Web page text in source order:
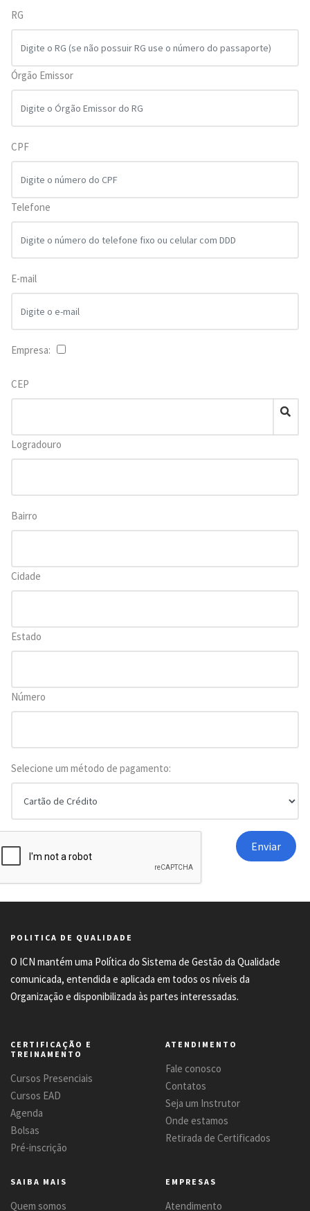
RG
Órgão Emissor
CPF
Telefone
E-mail
Empresa:
CEP
Logradouro
Bairro
Cidade
Estado
Número
Selecione um método de pagamento:
POLITICA DE QUALIDADE
O ICN mantém uma Política do Sistema de Gestão da Qualidade
comunicada, entendida e aplicada em todos os níveis da
Organização e disponibilizada às partes interessadas.
CERTIFICAÇÃO E
TREINAMENTO
Cursos Presenciais
Cursos EAD
Agenda
Bolsas
Pré-inscrição
ATENDIMENTO
Fale conosco
Contatos
Seja um Instrutor
Onde estamos
Retirada de Certificados
SAIBA MAIS
Quem somos
EMPRESAS
Atendimento